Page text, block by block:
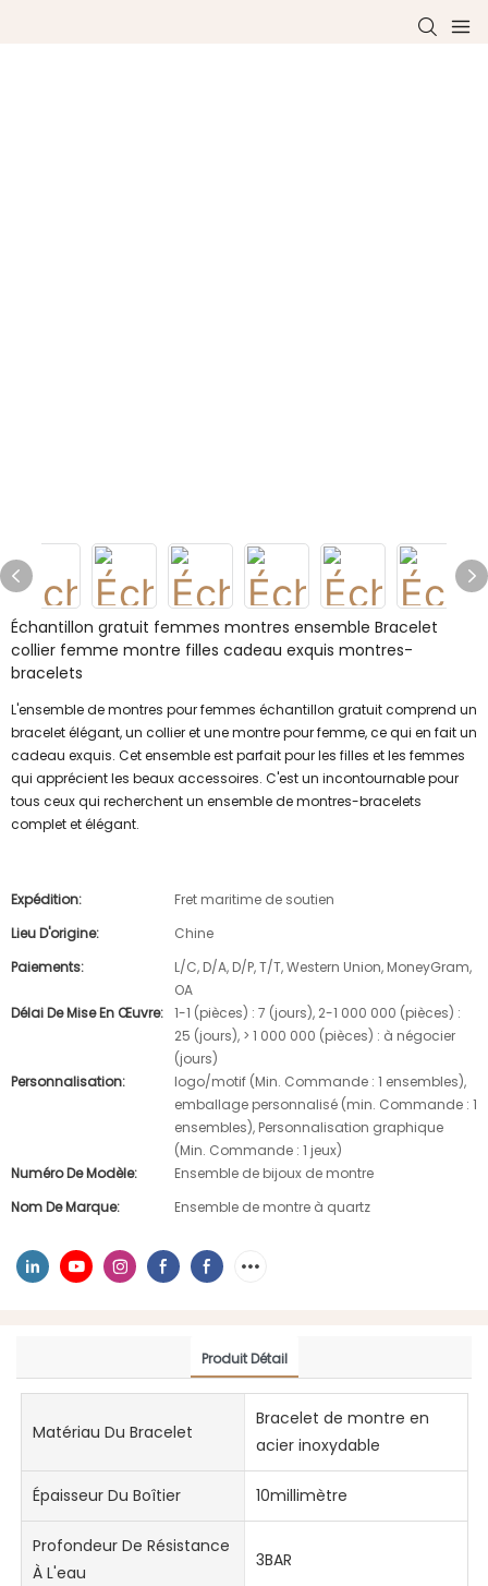
Échantillon gratuit femmes montres ensemble Bracelet
collier femme montre filles cadeau exquis montres-
bracelets
L'ensemble de montres pour femmes échantillon gratuit comprend un
bracelet élégant, un collier et une montre pour femme, ce qui en fait un
cadeau exquis. Cet ensemble est parfait pour les filles et les femmes
qui apprécient les beaux accessoires. C'est un incontournable pour
tous ceux qui recherchent un ensemble de montres-bracelets
complet et élégant.
Expédition:
Fret maritime de soutien
Lieu D'origine:
Chine
Paiements:
L/C, D/A, D/P, T/T, Western Union, MoneyGram,
OA
Délai De Mise En Œuvre: 1-1 (pièces) : 7 (jours), 2-1 000 000 (pièces) :
25 (jours), > 1 000 000 (pièces) : à négocier
(jours)
Personnalisation:
logo/motif (Min. Commande : 1 ensembles),
emballage personnalisé (min. Commande : 1
ensembles), Personnalisation graphique
(Min. Commande : 1 jeux)
Numéro De Modèle:
Ensemble de bijoux de montre
Nom De Marque:
Ensemble de montre à quartz
Produit Détail
Matériau Du Bracelet
Bracelet de montre en
acier inoxydable
Épaisseur Du Boîtier 10millimètre
Profondeur De Résistance
À L'eau
3BAR